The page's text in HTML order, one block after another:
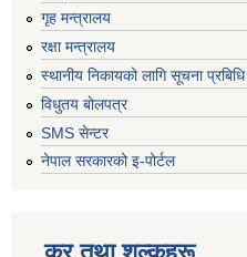
गृह मन्त्रालय
रक्षा मन्त्रालय
स्थानीय निकायको लागि सूचना प्रबिधि
विधुतय बोलपत्र
SMS सेन्टर
नेपाल सरकारको इ-पोर्टल